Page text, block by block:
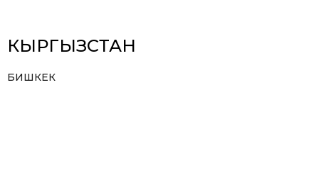
КЫРГЫЗСТАН
БИШКЕК